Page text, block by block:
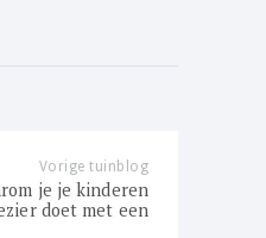
Vorige tuinblog
je je kinderen
doet met een